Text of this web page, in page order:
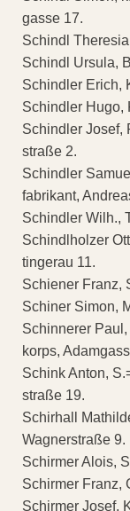
gasse 17.
Schindl
Schindl Ursula,
Schindler Erich,
Schindler Hugo,
Schindler Josef,
straße 2.
Schindler
fabrikant,
Schindler Wilh.,
Schindlholzer
tingerau 11.
Schiener Franz,
Schiner Simon,
Schinnerer
korps,
Schink Anton,
straße 19.
Schirhall
Wagnerstraße 9.
Schirmer Alois,
Schirmer Franz,
Schirmer Josef,